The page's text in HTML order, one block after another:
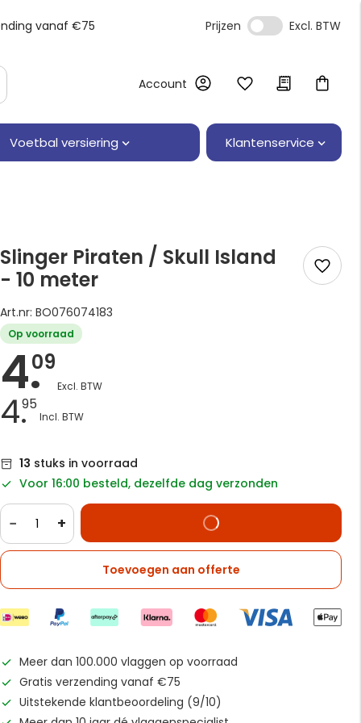
vanaf €75 Prijzen
Account
Voetbal versiering Klantenservice
Slinger Piraten / Skull Island
- 10 meter
Art.nr: BO076074183
Op voorraad
4.09
4.95
13 stuks in voorraad
Voor 16:00 besteld, dezelfde dag verzonden
− +
Toevoegen aan offerte
Meer dan 100.000 vlaggen op voorraad
Gratis verzending vanaf €75
Uitstekende klantbeoordeling (9/10)